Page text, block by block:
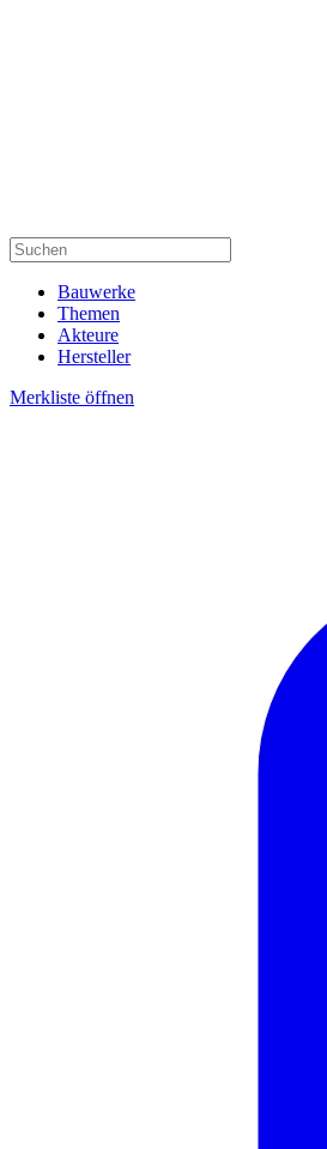
Bauwerke
Themen
Akteure
Hersteller
Merkliste öffnen